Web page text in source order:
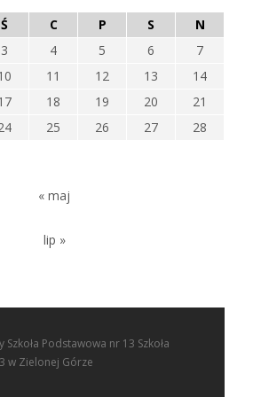
Ś C P S
N
3 4 5 6
7
11 12 13
14
18 19 20
21
25 26 27
28
« maj
lip »
Podstawowa nr 13 Szkoła
w Zielonej Górze